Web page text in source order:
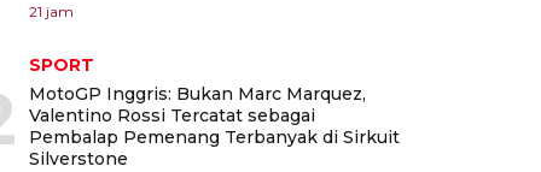
21 jam
SPORT
MotoGP Inggris: Bukan Marc Marquez,
Valentino Rossi Tercatat sebagai
Pembalap Pemenang Terbanyak di Sirkuit
Silverstone